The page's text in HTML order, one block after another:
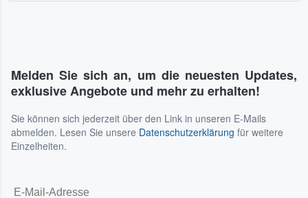
Melden Sie sich an, um die neuesten Updates,
exklusive Angebote und mehr zu erhalten!
Sie können sich jederzeit über den Link in unseren E-Mails
abmelden. Lesen Sie unsere Datenschutzerklärung für weitere
Einzelheiten.